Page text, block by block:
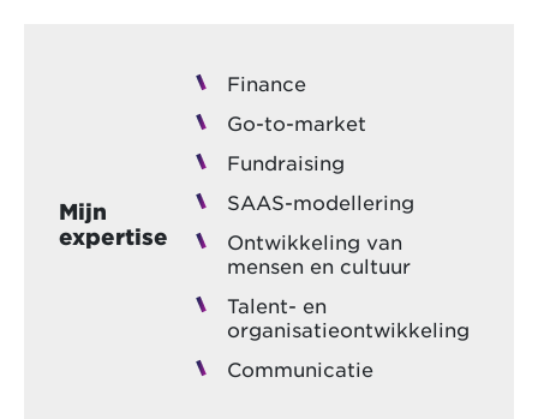
Mijn
expertise
Finance
Go-to-market
Fundraising
SAAS-modellering
Ontwikkeling van
mensen en cultuur
Talent- en
organisatieontwikkeling
Communicatie